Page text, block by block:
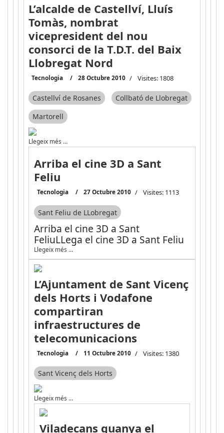
L’alcalde de Castellví, Lluís
Tomàs, nombrat
vicepresident del nou
consorci de la T.D.T. del Baix
Llobregat Nord
Tecnologia 28 Octubre 2010 Visites: 1808
Castellví de Rosanes
Collbató de Llobregat
Martorell
Llegeix més …
Arriba el cine 3D a Sant
Feliu
Tecnologia 27 Octubre 2010 Visites: 1113
Sant Feliu de LLobregat
Arriba el cine 3D a Sant
FeliuLLega el cine 3D a Sant Feliu
Llegeix més …
L’Ajuntament de Sant Vicenç
dels Horts i Vodafone
compartiran
infraestructures de
telecomunicacions
Tecnologia 11 Octubre 2010 Visites: 1380
Sant Vicenç dels Horts
Llegeix més …
Viladecans guanya el